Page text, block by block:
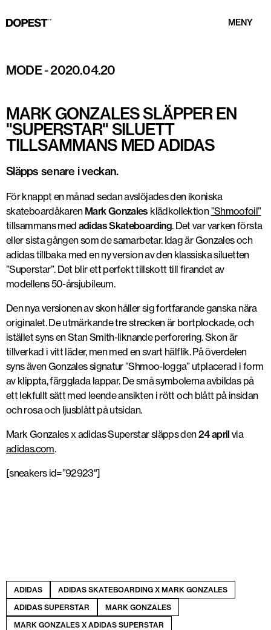
MENY
MODE-2020.04.20
MARK GONZALES SLÄPPER EN
"SUPERSTAR" SILUETT
TILLSAMMANS MED ADIDAS
Släpps senare i veckan.
För knappt en månad sedan avslöjades den ikoniska
skateboardåkaren Mark Gonzales klädkollektion”Shmoofoil”
tillsammans med adidas Skateboarding. Det var varken första
eller sista gången som de samarbetar. Idag är Gonzales och
adidas tillbaka med en ny version av den klassiska siluetten
”Superstar”. Det blir ett perfekt tillskott till firandet av
modellens 50-årsjubileum.
Den nya versionen av skon håller sig fortfarande ganska nära
originalet. De utmärkande tre strecken är bortplockade, och
istället syns en Stan Smith-liknande perforering. Skon är
tillverkad i vitt läder, men med en svart hälflik. På överdelen
syns även Gonzales signatur ”Shmoo-logga” utplacerad i form
av klippta, färgglada lappar. De små symbolerna avbildas på
ett lekfullt sätt med leende ansikten i rött och blått på insidan
och rosa och ljusblått på utsidan.
Mark Gonzales x adidas Superstar släpps den24 april via
adidas.com.
[sneakers id=”92923″]
ADIDAS
ADIDAS SKATEBOARDING X MARK GONZALES
ADIDAS SUPERSTAR
MARK GONZALES
MARK GONZALES X ADIDAS SUPERSTAR